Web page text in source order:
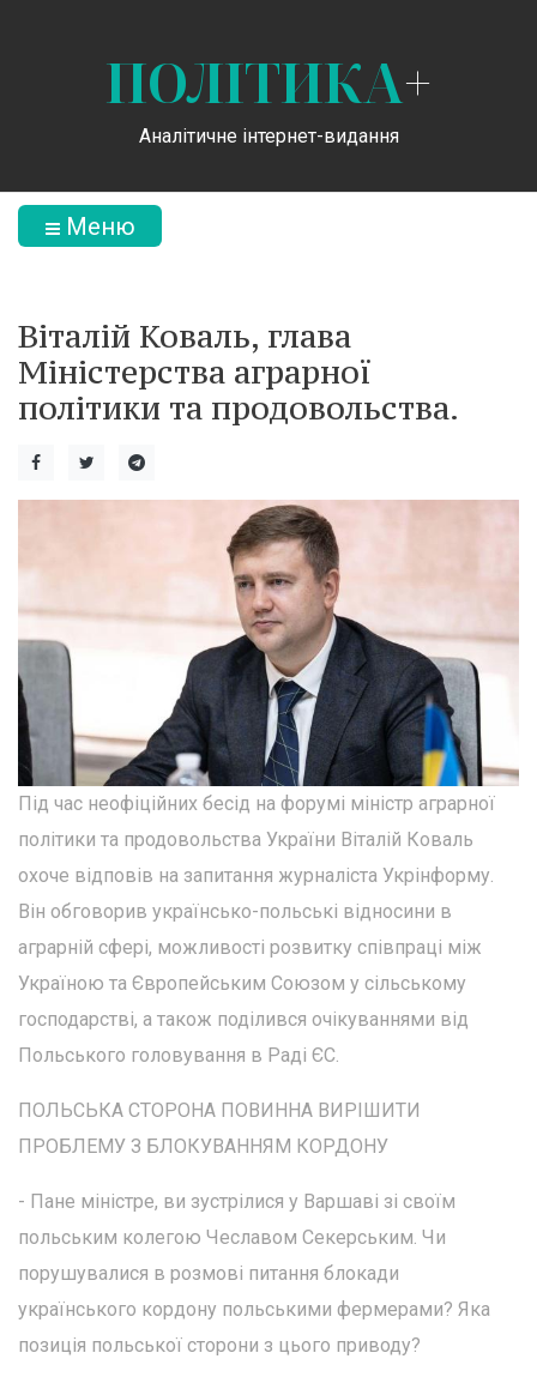
ПОЛІТИКА+
Аналітичне інтернет-видання
Меню
Віталій Коваль, глава
Міністерства аграрної
політики та продовольства.
Під час неофіційних бесід на форумі міністр аграрної
політики та продовольства України Віталій Коваль
охоче відповів на запитання журналіста Укрінформу.
Він обговорив українсько-польські відносини в
аграрній сфері, можливості розвитку співпраці між
Україною та Європейським Союзом у сільському
господарстві, а також поділився очікуваннями від
Польського головування в Раді ЄС.
ПОЛЬСЬКА СТОРОНА ПОВИННА ВИРІШИТИ
ПРОБЛЕМУ З БЛОКУВАННЯМ КОРДОНУ
- Пане міністре, ви зустрілися у Варшаві зі своїм
польським колегою Чеславом Секерським. Чи
порушувалися в розмові питання блокади
українського кордону польськими фермерами? Яка
позиція польської сторони з цього приводу?